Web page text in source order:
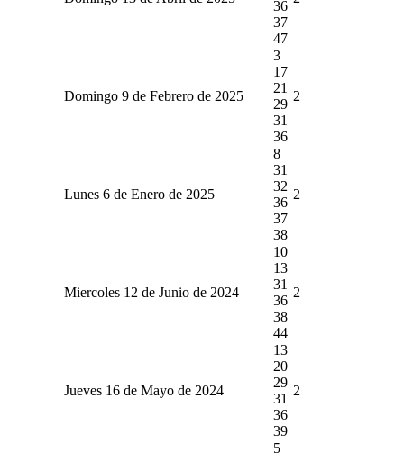
36
37
47
Domingo 9 de Febrero de 2025
3
17
21
29
31
36
2
Lunes 6 de Enero de 2025
8
31
32
36
37
38
2
Miercoles 12 de Junio de 2024
10
13
31
36
38
44
2
Jueves 16 de Mayo de 2024
13
20
29
31
36
39
2
5